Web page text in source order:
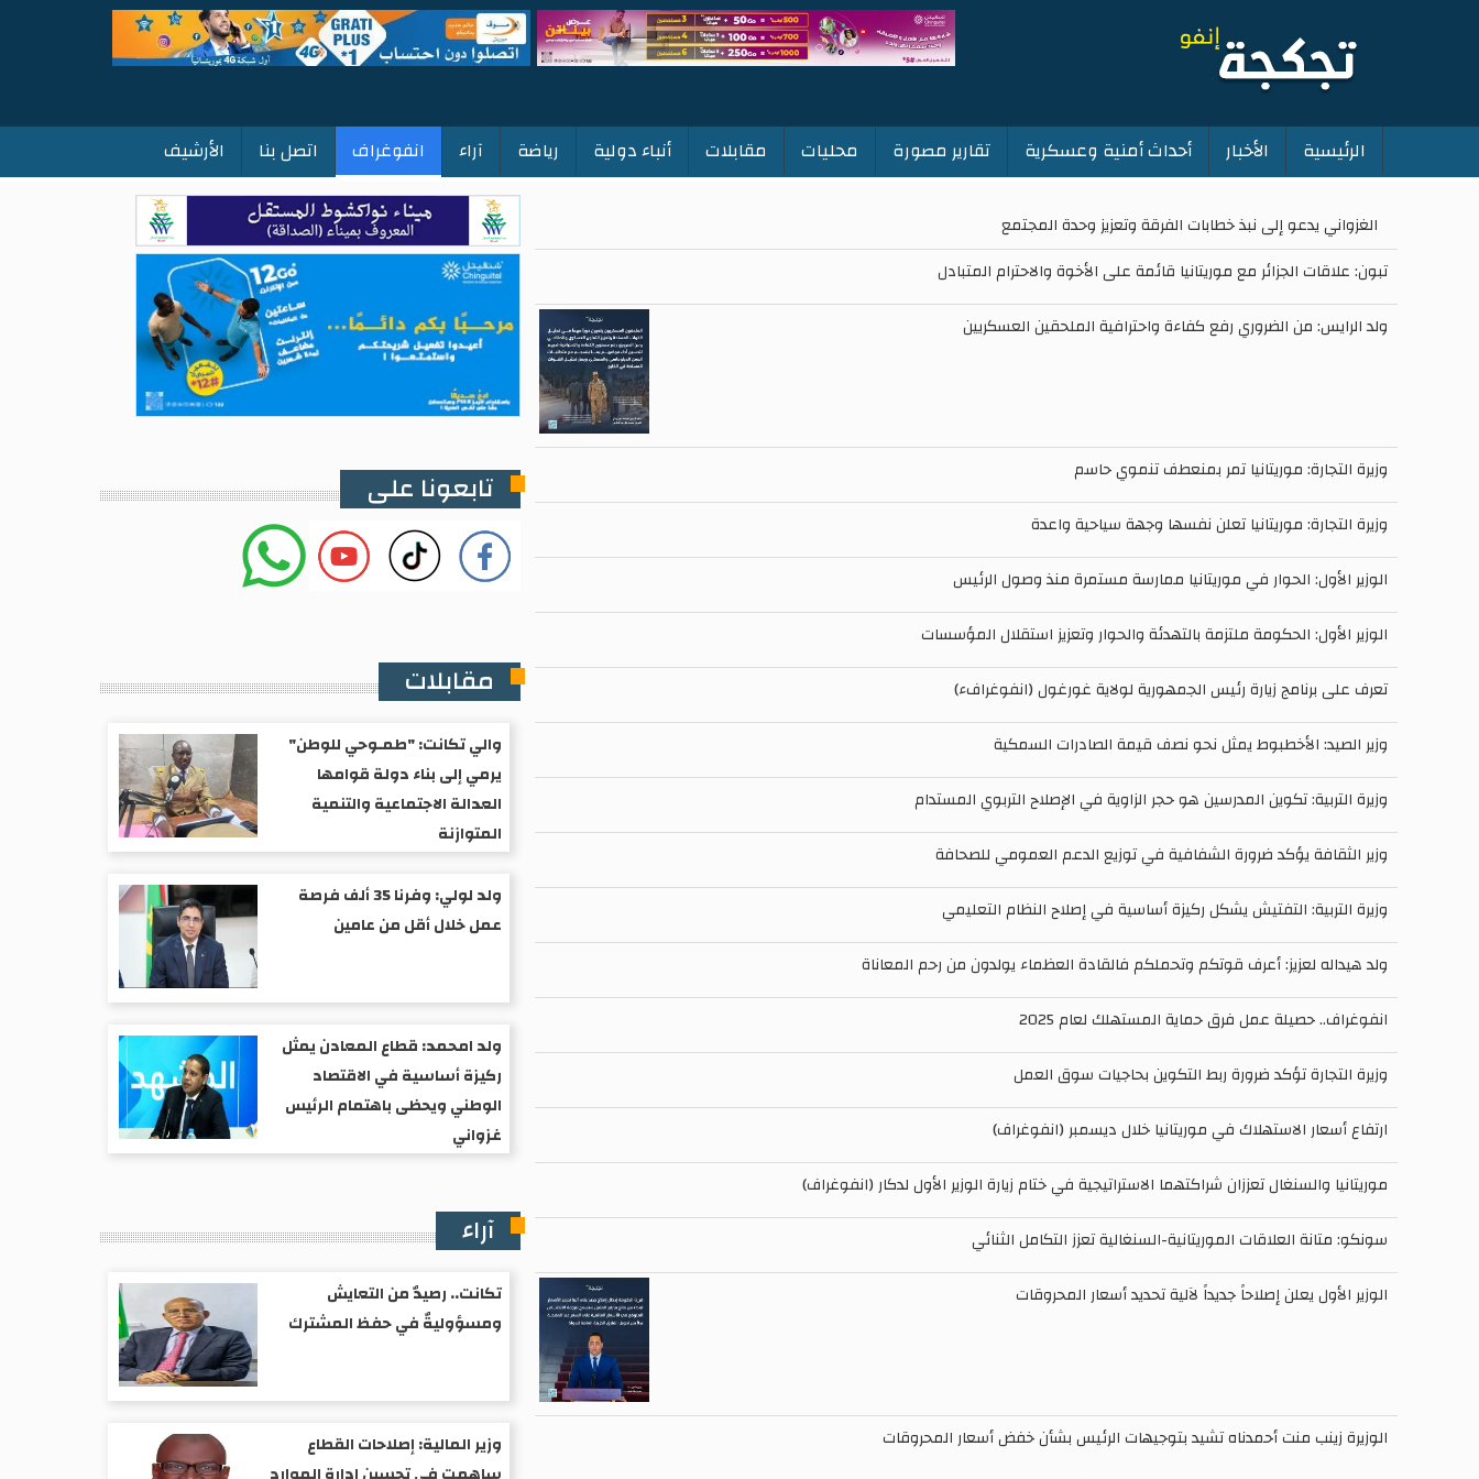
Main
navigation
الرئيسية الأخبار أحداث أمنية وعسكرية تقارير مصورة محليات مقابلات أنباء دولية رياضة آراء انفوغراف اتصل بنا الأرشيف
الغزواني يدعو إلى نبذ خطابات الفرقة وتعزيز وحدة المجتمع
تبون: علاقات الجزائر مع موريتانيا قائمة على الأخوة والاحترام المتبادل
ولد الرايس: من الضروري رفع كفاءة واحترافية الملحقين العسكريين
وزيرة التجارة: موريتانيا تمر بمنعطف تنموي حاسم
وزيرة التجارة: موريتانيا تعلن نفسها وجهة سياحية واعدة
الوزير الأول: الحوار في موريتانيا ممارسة مستمرة منذ وصول الرئيس
الوزير الأول: الحكومة ملتزمة بالتهدئة والحوار وتعزيز استقلال المؤسسات
تعرف على برنامج زيارة رئيس الجمهورية لولاية غورغول (انفوغرافء)
وزير الصيد: الأخطبوط يمثل نحو نصف قيمة الصادرات السمكية
وزيرة التربية: تكوين المدرسين هو حجر الزاوية في الإصلاح التربوي المستدام
وزير الثقافة يؤكد ضرورة الشفافية في توزيع الدعم العمومي للصحافة
وزيرة التربية: التفتيش يشكل ركيزة أساسية في إصلاح النظام التعليمي
ولد هيداله لعزيز: أعرف قوتكم وتحملكم فالقادة العظماء يولدون من رحم المعاناة
انفوغراف.. حصيلة عمل فرق حماية المستهلك لعام 2025
وزيرة التجارة تؤكد ضرورة ربط التكوين بحاجيات سوق العمل
ارتفاع أسعار الاستهلاك في موريتانيا خلال ديسمبر (انفوغراف)
موريتانيا والسنغال تعززان شراكتهما الاستراتيجية في ختام زيارة الوزير الأول لدكار (انفوغراف)
سونكو: متانة العلاقات الموريتانية-السنغالية تعزز التكامل الثنائي
الوزير الأول يعلن إصلاحاً جديداً لآلية تحديد أسعار المحروقات
الوزيرة زينب منت أحمدناه تشيد بتوجيهات الرئيس بشأن خفض أسعار المحروقات
تابعونا على
مقابلات
والي تكانت: "طمـوحي للوطن"
يرمي إلى بناء دولة قوامها
العدالة الاجتماعية والتنمية
المتوازنة
ولد لولي: وفرنا 35 ألف فرصة
عمل خلال أقل من عامين
ولد امحمد: قطاع المعادن يمثل
ركيزة أساسية في الاقتصاد
الوطني ويحظى باهتمام الرئيس
غزواني
آراء
تكانت.. رصيدٌ من التعايش
ومسؤوليةٌ في حفظ المشترك
وزير المالية: إصلاحات القطاع